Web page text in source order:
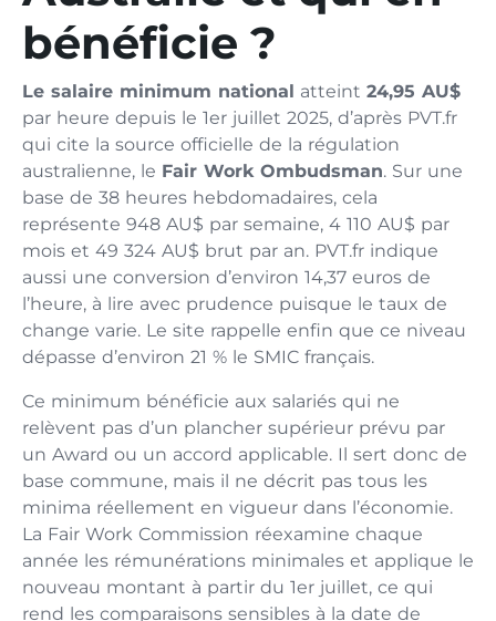
bénéficie ?
Le salaire minimum national atteint 24,95 AU$
par heure depuis le 1er juillet 2025, d’après PVT.fr
qui cite la source officielle de la régulation
australienne, le Fair Work Ombudsman. Sur une
base de 38 heures hebdomadaires, cela
représente 948 AU$ par semaine, 4 110 AU$ par
mois et 49 324 AU$ brut par an. PVT.fr indique
aussi une conversion d’environ 14,37 euros de
l’heure, à lire avec prudence puisque le taux de
change varie. Le site rappelle enfin que ce niveau
dépasse d’environ 21 % le SMIC français.
Ce minimum bénéficie aux salariés qui ne
relèvent pas d’un plancher supérieur prévu par
un Award ou un accord applicable. Il sert donc de
base commune, mais il ne décrit pas tous les
minima réellement en vigueur dans l’économie.
La Fair Work Commission réexamine chaque
année les rémunérations minimales et applique le
nouveau montant à partir du 1er juillet, ce qui
rend les comparaisons sensibles à la date de